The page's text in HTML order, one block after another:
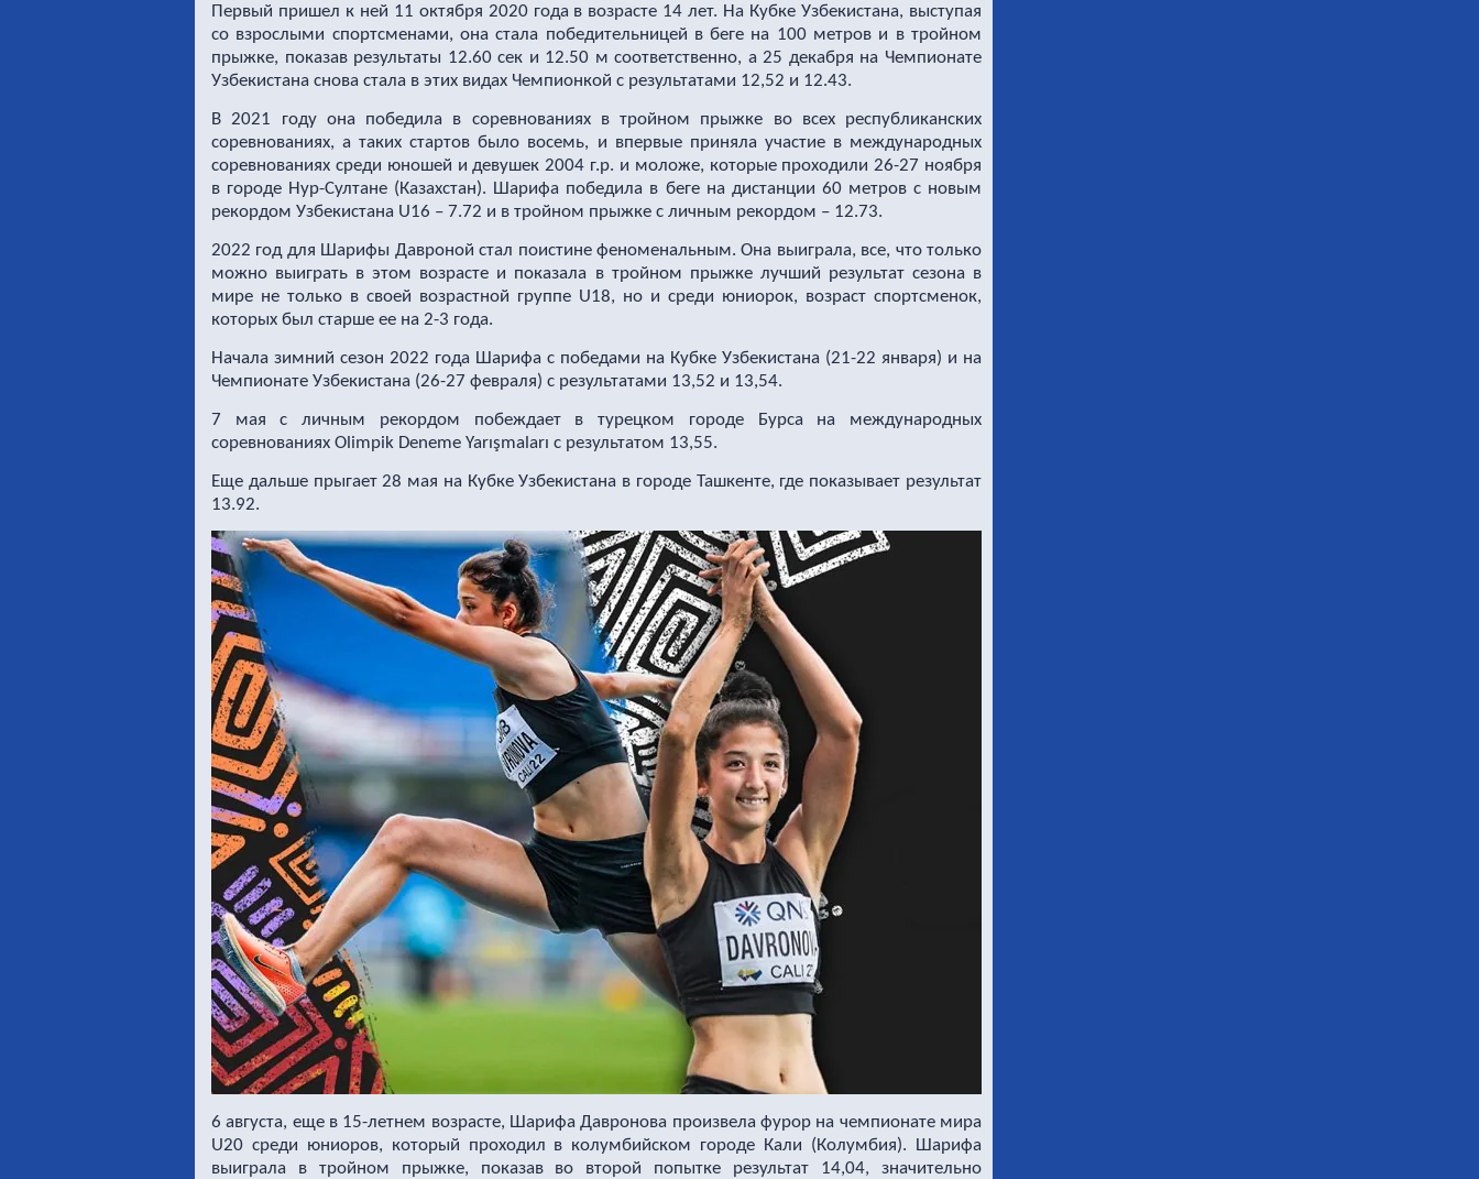
Первый пришел к ней 11 октября 2020 года в возрасте 14 лет. На Кубке Узбекистана, выступая
со взрослыми спортсменами, она стала победительницей в беге на 100 метров и в тройном
прыжке, показав результаты 12.60 сек и 12.50 м соответственно, а 25 декабря на Чемпионате
Узбекистана снова стала в этих видах Чемпионкой с результатами 12,52 и 12.43.
В 2021 году она победила в соревнованиях в тройном прыжке во всех республиканских
соревнованиях, а таких стартов было восемь, и впервые приняла участие в международных
соревнованиях среди юношей и девушек 2004 г.р. и моложе, которые проходили 26-27 ноября
в городе Нур-Султане (Казахстан). Шарифа победила в беге на дистанции 60 метров с новым
рекордом Узбекистана U16 – 7.72 и в тройном прыжке с личным рекордом – 12.73.
2022 год для Шарифы Давроной стал поистине феноменальным. Она выиграла, все, что только
можно выиграть в этом возрасте и показала в тройном прыжке лучший результат сезона в
мире не только в своей возрастной группе U18, но и среди юниорок, возраст спортсменок,
которых был старше ее на 2-3 года.
Начала зимний сезон 2022 года Шарифа с победами на Кубке Узбекистана (21-22 января) и на
Чемпионате Узбекистана (26-27 февраля) с результатами 13,52 и 13,54.
7 мая с личным рекордом побеждает в турецком городе Бурса на международных
соревнованиях Olimpik Deneme Yarışmaları с результатом 13,55.
Еще дальше прыгает 28 мая на Кубке Узбекистана в городе Ташкенте, где показывает результат
13.92.
6 августа, еще в 15-летнем возрасте, Шарифа Давронова произвела фурор на чемпионате мира
U20 среди юниоров, который проходил в колумбийском городе Кали (Колумбия). Шарифа
выиграла в тройном прыжке, показав во второй попытке результат 14,04, значительно